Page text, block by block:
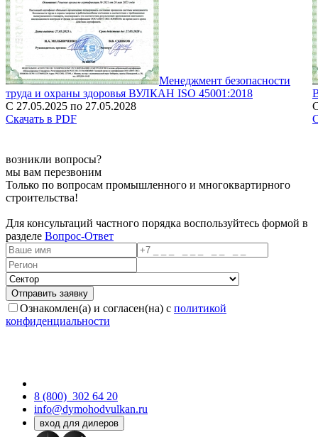
Менеджмент безопасности
труда и охраны здоровья ВУЛКАН ISO 45001:2018
С 27.05.2025 по 27.05.2028
Скачать в PDF
возникли вопросы?
мы вам перезвоним
Только по вопросам промышленного и многоквартирного
строительства!
Для консультаций частного порядка воспользуйтесь формой в
разделе Вопрос-Ответ
Ознакомлен(а) и согласен(на) с политикой
конфиденциальности
8 (800) 302 64 20
info@dymohodvulkan.ru